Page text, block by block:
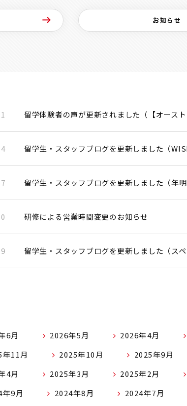
お知らせ
留学体験者の声が更新されました（【オース
留学生・スタッフブログを更新しました（
留学生・スタッフブログを更新しました（年
研修による営業時間変更のお知らせ
留学生・スタッフブログを更新しました（ス
6月 2026年5月 2026年4月
年11月 2025年10月 2025年9月
4月 2025年3月 2025年2月
年9月 2024年8月 2024年7月